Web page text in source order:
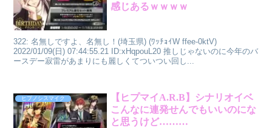
感じあるｗｗｗｗ
322: 名無しですよ、名無し！(埼玉県) (ﾜｯﾁｮｲW ffee-0ktV)
2022/01/09(日) 07:44:55.21 ID:xHqpouL20 推しじゃないのに今年のバ
ースデー寂雷があまりにも麗しくてついつい回し...
ヒプノシスマイク
【ヒプマイA.R.B】シナリオイベ
こんなに連発せんでもいいのにな
と思うけど………